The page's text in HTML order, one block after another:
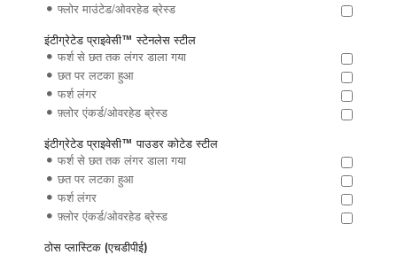
फ्लोर माउंटेड/ओवरहेड ब्रेस्ड
इंटीग्रेटेड प्राइवेसी™ स्टेनलेस स्टील
फर्श से छत तक लंगर डाला गया
छत पर लटका हुआ
फर्श लंगर
फ़्लोर एंकर्ड/ओवरहेड ब्रेस्ड
इंटीग्रेटेड प्राइवेसी™ पाउडर कोटेड स्टील
फर्श से छत तक लंगर डाला गया
छत पर लटका हुआ
फर्श लंगर
फ़्लोर एंकर्ड/ओवरहेड ब्रेस्ड
ठोस प्लास्टिक (एचडीपीई)